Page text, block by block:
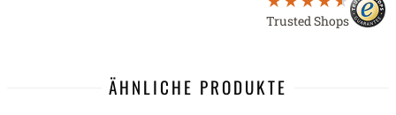
Trusted Shops
ÄHNLICHE PRODUKTE